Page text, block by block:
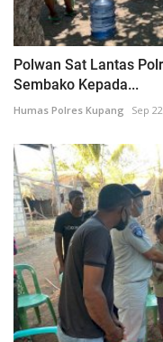
Polwan Sat Lantas
Sembako Kepada...
Humas Polres Kupang Sep